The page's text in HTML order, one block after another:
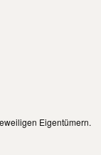
Eigentümern.